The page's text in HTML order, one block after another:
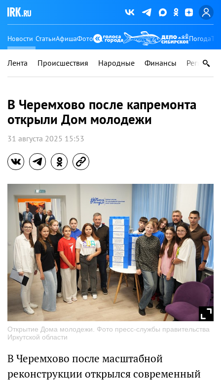
Новости СтатьиАфишаФото Погода
Лента Происшествия Народные Финансы Регионы
В Черемхово после капремонта
открыли Дом молодежи
31 августа 2025 15:53
Открытие Дома молодежи. Фото пресс-службы правительства
Иркутской области
В Черемхово после масштабной
реконструкции открылся современный